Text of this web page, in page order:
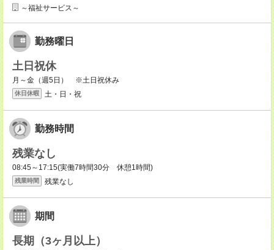
～福祉サービス～
勤務曜日
土日祝休
月～金（週5日） ※土日祝休み
休日休暇 土・日・祝
勤務時間
残業なし
08:45～17:15(実働7時間30分 休憩1時間)
残業時間 残業なし
期間
長期（3ヶ月以上）